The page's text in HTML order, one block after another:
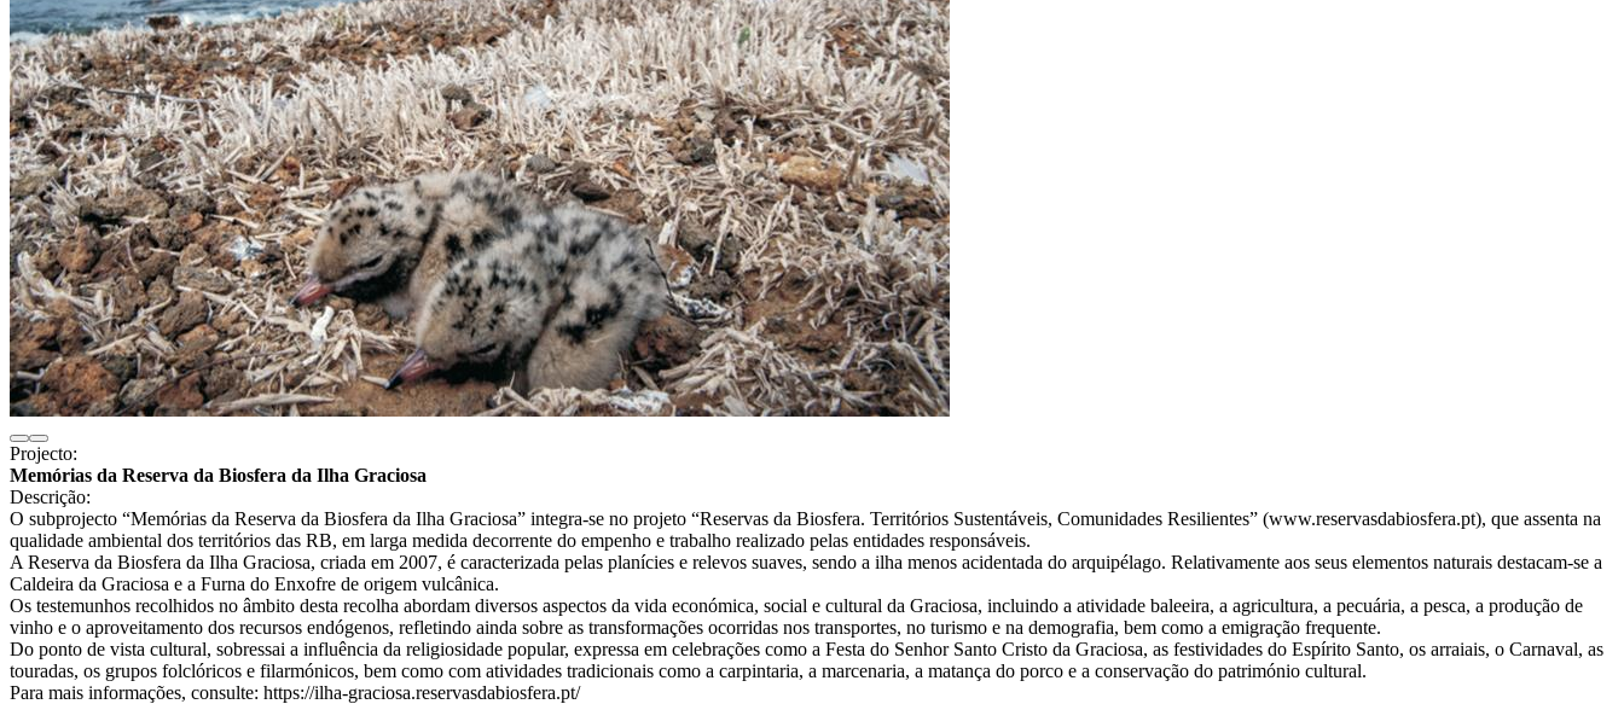
Projecto:
Memórias da Reserva da Biosfera da Ilha Graciosa
Descrição:
O subprojecto “Memórias da Reserva da Biosfera da Ilha Graciosa” integra-se no projeto “Reservas da Biosfera. Territórios Sustentáveis, Comunidades Resilientes” (www.reservasdabiosfera.pt), que assenta na
qualidade ambiental dos territórios das RB, em larga medida decorrente do empenho e trabalho realizado pelas entidades responsáveis.
A Reserva da Biosfera da Ilha Graciosa, criada em 2007, é caracterizada pelas planícies e relevos suaves, sendo a ilha menos acidentada do arquipélago. Relativamente aos seus elementos naturais destacam-se a
Caldeira da Graciosa e a Furna do Enxofre de origem vulcânica.
Os testemunhos recolhidos no âmbito desta recolha abordam diversos aspectos da vida económica, social e cultural da Graciosa, incluindo a atividade baleeira, a agricultura, a pecuária, a pesca, a produção de
vinho e o aproveitamento dos recursos endógenos, refletindo ainda sobre as transformações ocorridas nos transportes, no turismo e na demografia, bem como a emigração frequente.
Do ponto de vista cultural, sobressai a influência da religiosidade popular, expressa em celebrações como a Festa do Senhor Santo Cristo da Graciosa, as festividades do Espírito Santo, os arraiais, o Carnaval, as
touradas, os grupos folclóricos e filarmónicos, bem como com atividades tradicionais como a carpintaria, a marcenaria, a matança do porco e a conservação do património cultural.
Para mais informações, consulte: https://ilha-graciosa.reservasdabiosfera.pt/